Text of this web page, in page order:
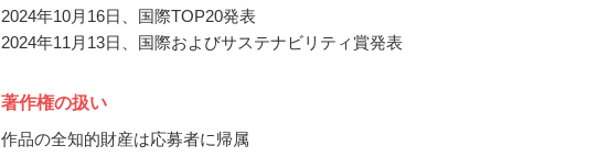
2024年10月16日、国際TOP20発表
2024年11月13日、国際およびサステナビリティ賞発表
著作権の扱い
作品の全知的財産は応募者に帰属